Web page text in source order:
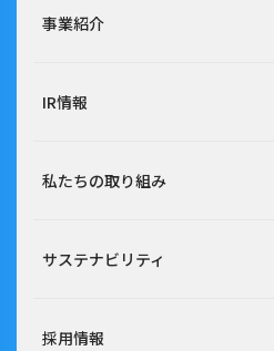
事業紹介
IR情報
私たちの取り組み
サステナビリティ
採用情報